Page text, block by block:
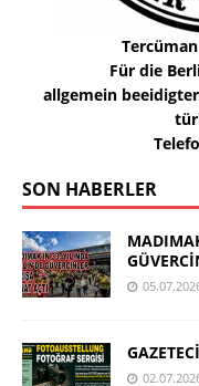
Für die
allgemein
SON HABERLER